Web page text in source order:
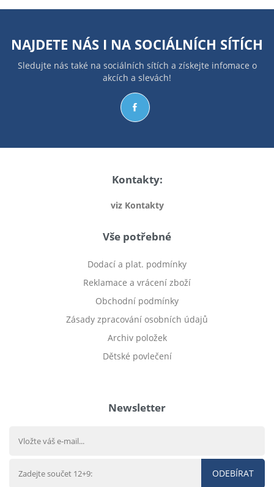
NAJDETE NÁS I NA SOCIÁLNÍCH SÍTÍCH
Sledujte nás také na sociálních sítích a získejte infomace o
akcích a slevách!
Kontakty:
viz Kontakty
Vše potřebné
Dodací a plat. podmínky
Reklamace a vrácení zboží
Obchodní podmínky
Zásady zpracování osobních údajů
Archiv položek
Dětské povlečení
Newsletter
ODEBÍRAT